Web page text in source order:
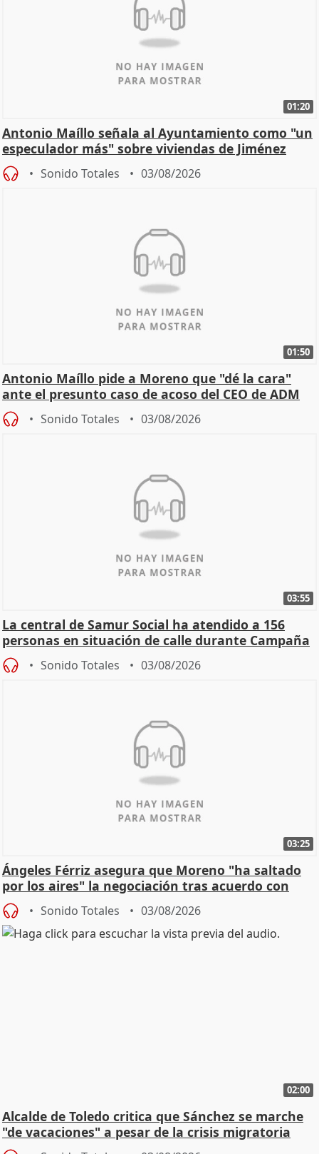
01:20
Antonio Maíllo señala al Ayuntamiento como "un
especulador más" sobre viviendas de Jiménez
Becerril
Sonido Totales 03/08/2026
01:50
Antonio Maíllo pide a Moreno que "dé la cara"
ante el presunto caso de acoso del CEO de ADM
Sonido Totales 03/08/2026
03:55
La central de Samur Social ha atendido a 156
personas en situación de calle durante Campaña
de Calor
Sonido Totales 03/08/2026
03:25
Ángeles Férriz asegura que Moreno "ha saltado
por los aires" la negociación tras acuerdo con
SMA
Sonido Totales 03/08/2026
02:00
Alcalde de Toledo critica que Sánchez se marche
"de vacaciones" a pesar de la crisis migratoria